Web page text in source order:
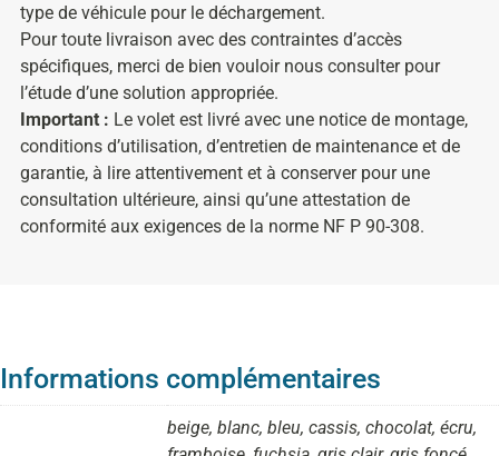
type de véhicule pour le déchargement.
Pour toute livraison avec des contraintes d’accès
spécifiques, merci de bien vouloir nous consulter pour
l’étude d’une solution appropriée.
Important : Le volet est livré avec une notice de montage,
conditions d’utilisation, d’entretien de maintenance et de
garantie, à lire attentivement et à conserver pour une
consultation ultérieure, ainsi qu’une attestation de
conformité aux exigences de la norme NF P 90-308.
Informations complémentaires
beige, blanc, bleu, cassis, chocolat, écru,